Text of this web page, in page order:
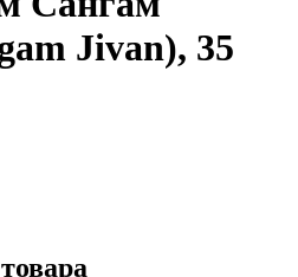
Jivan), 35